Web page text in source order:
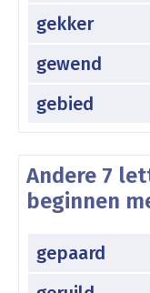
gekker
gewend
gebied
Andere 7
beginnen
gepaard